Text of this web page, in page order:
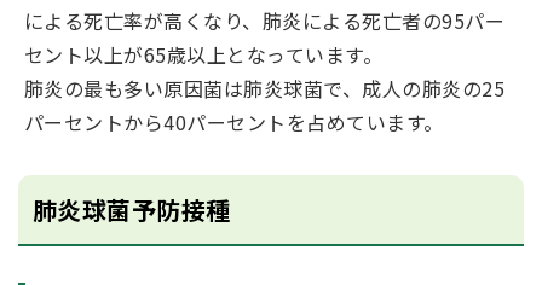
による死亡率が高くなり、肺炎による死亡者の95パー
セント以上が65歳以上となっています。
肺炎の最も多い原因菌は肺炎球菌で、成人の肺炎の25
パーセントから40パーセントを占めています。
肺炎球菌予防接種